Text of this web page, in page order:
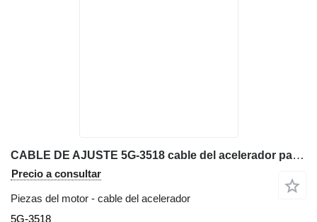
CABLE DE AJUSTE 5G-3518 cable del acelerador para Caterpillar D3C bulldozer
Precio a consultar
Piezas del motor - cable del acelerador
5G-3518